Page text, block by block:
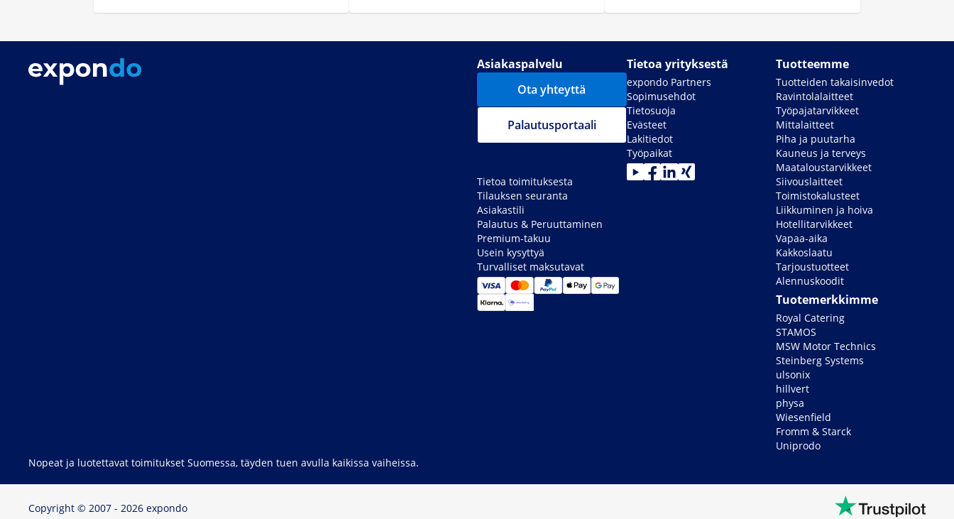
Asiakaspalvelu
Ota yhteyttä
Palautusportaali
Tietoa toimituksesta
Tilauksen seuranta
Asiakastili
Palautus & Peruuttaminen
Premium-takuu
Usein kysyttyä
Turvalliset maksutavat
Tietoa yrityksestä
expondo Partners
Sopimusehdot
Tietosuoja
Evästeet
Lakitiedot
Työpaikat
Tuotteemme
Tuotteiden takaisinvedot
Ravintolalaitteet
Työpajatarvikkeet
Mittalaitteet
Piha ja puutarha
Kauneus ja terveys
Maataloustarvikkeet
Siivouslaitteet
Toimistokalusteet
Liikkuminen ja hoiva
Hotellitarvikkeet
Vapaa-aika
Kakkoslaatu
Tarjoustuotteet
Alennuskoodit
Tuotemerkkimme
Royal Catering
STAMOS
MSW Motor Technics
Steinberg Systems
ulsonix
hillvert
physa
Wiesenfield
Fromm & Starck
Uniprodo
Nopeat ja luotettavat toimitukset Suomessa, täyden tuen avulla kaikissa vaiheissa.
Copyright © 2007 - 2026 expondo